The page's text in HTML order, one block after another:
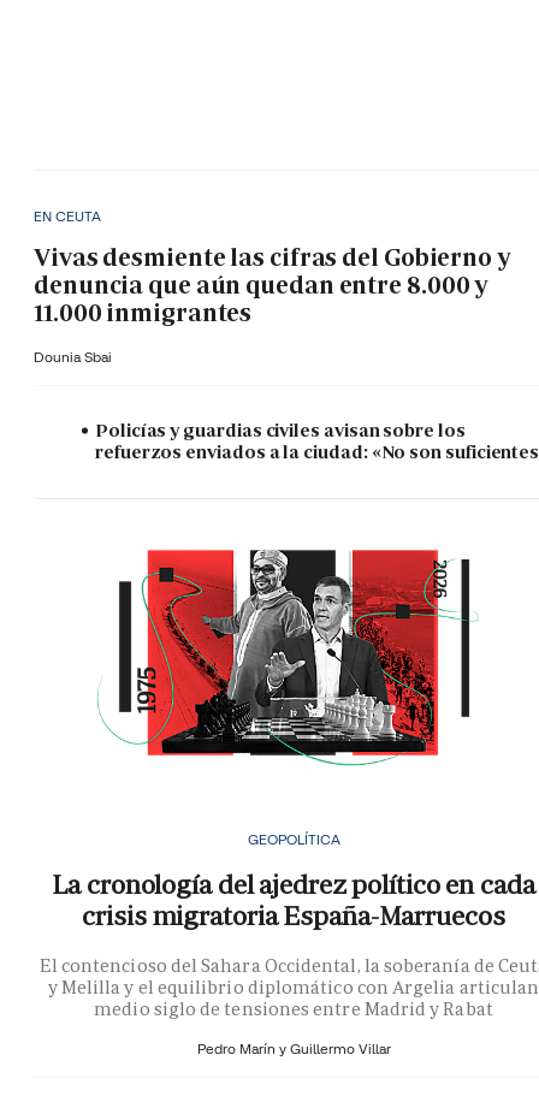
EN CEUTA
Vivas desmiente las cifras del Gobierno y
denuncia que aún quedan entre 8.000 y
11.000 inmigrantes
Dounia Sbai
Policías y guardias civiles avisan sobre los
refuerzos enviados a la ciudad: «No son
GEOPOLÍTICA
La cronología del ajedrez político en cada
crisis migratoria España-Marruecos
El contencioso del Sahara Occidental, la soberanía de
y Melilla y el equilibrio diplomático con Argelia articulan
medio siglo de tensiones entre Madrid y Rabat
Pedro Marín y Guillermo Villar